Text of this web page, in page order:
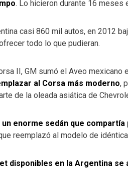
. Lo hicieron durante 16 meses
casi 860 mil autos, en 2012
todo lo que pudieran.
II, GM sumó el Aveo mexicano
al Corsa más moderno,
de la oleada asiática de
un enorme sedán que
reemplazó al modelo de
disponibles en la Argentina se